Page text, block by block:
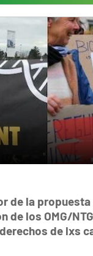
de la propuesta
de los OMG/
de lxs